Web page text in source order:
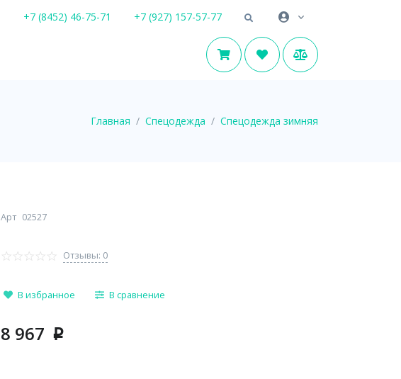
+7 (8452) 46-75-71 +7 (927) 157-57-77
Главная Спецодежда Спецодежда зимняя
Арт 02527
Отзывы: 0
В избранное В сравнение
8 967 p